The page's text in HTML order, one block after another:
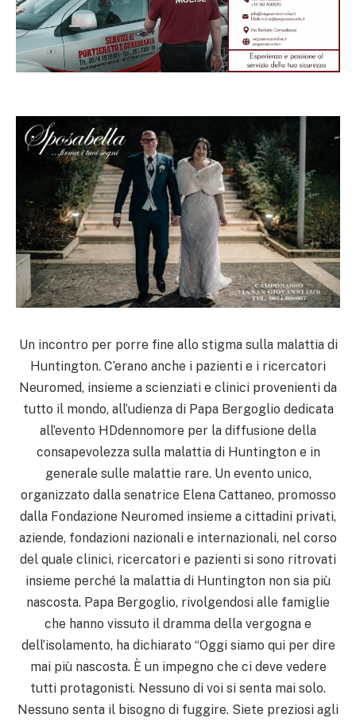
Un incontro per porre fine allo stigma sulla malattia di
Huntington. C’erano anche i pazienti e i ricercatori
Neuromed, insieme a scienziati e clinici provenienti da
tutto il mondo, all’udienza di Papa Bergoglio dedicata
all’evento HDdennomore per la diffusione della
consapevolezza sulla malattia di Huntington e in
generale sulle malattie rare. Un evento unico,
organizzato dalla senatrice Elena Cattaneo, promosso
dalla Fondazione Neuromed insieme a cittadini privati,
aziende, fondazioni nazionali e internazionali, nel corso
del quale clinici, ricercatori e pazienti si sono ritrovati
insieme perché la malattia di Huntington non sia più
nascosta. Papa Bergoglio, rivolgendosi alle famiglie
che hanno vissuto il dramma della vergogna e
dell’isolamento, ha dichiarato “Oggi siamo qui per dire
mai più nascosta. È un impegno che ci deve vedere
tutti protagonisti. Nessuno di voi si senta mai solo.
Nessuno senta il bisogno di fuggire. Siete preziosi agli